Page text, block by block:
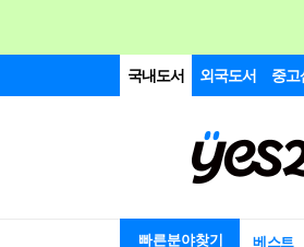
국내도서 외국도서 중고
빠른분야찾기 베스트